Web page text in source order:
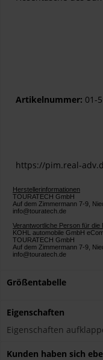
Artikelnummer: 01-
https://pim.real-
Herstellerinformationen
TOURATECH GmbH
Auf dem Zimmermann 7-9,
info@touratech.de
Verantwortliche Person für die
KOHL automobile GmbH
TOURATECH GmbH
Auf dem Zimmermann 7-9,
info@touratech.de
Größentabelle
Eigenschaften
Eigenschaften
Kunden haben sich